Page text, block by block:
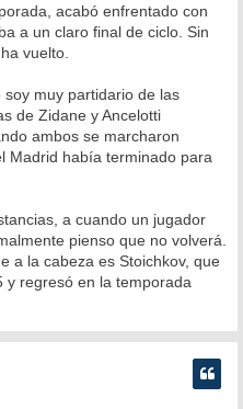
acabó enfrentado con
a un claro final de ciclo. Sin
vuelto.
muy partidario de las
de Zidane y Ancelotti
ambos se marcharon
Madrid había terminado para
a cuando un jugador
pienso que no volverá.
a la cabeza es Stoichkov, que
y regresó en la temporada